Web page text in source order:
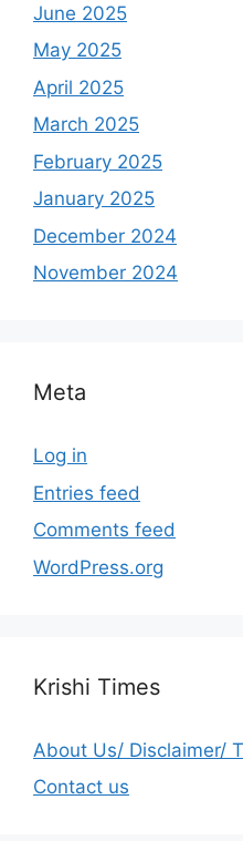
June 2025
May 2025
April 2025
March 2025
February 2025
January 2025
December 2024
November 2024
Meta
Log in
Entries feed
Comments feed
WordPress.org
Krishi Times
About Us/ Disclaimer/
Contact us